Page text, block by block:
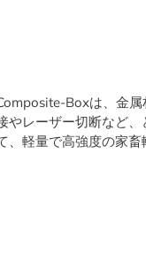
Boxは、金
やレーザー切断など
、軽量で高強度の家